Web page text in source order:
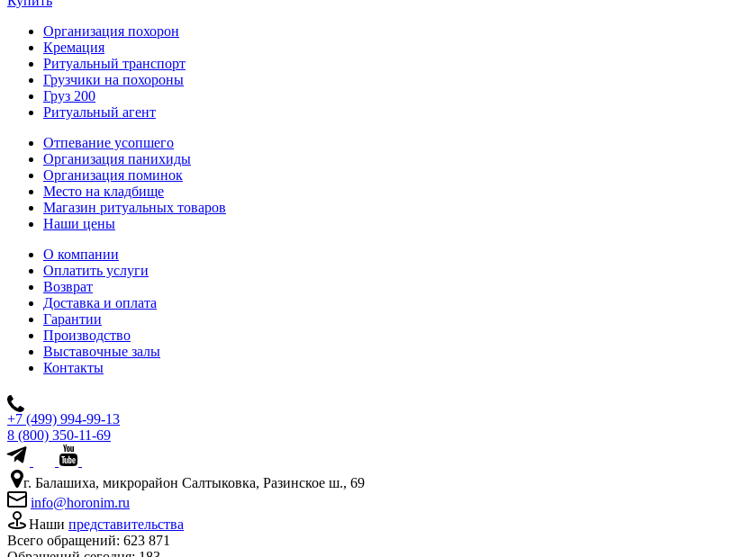
Организация похорон
Кремация
Ритуальный транспорт
Грузчики на похороны
Груз 200
Ритуальный агент
Отпевание усопшего
Организация панихиды
Организация поминок
Место на кладбище
Магазин ритуальных товаров
Наши цены
О компании
Оплатить услуги
Возврат
Доставка и оплата
Гарантии
Производство
Выставочные залы
Контакты
+7 (499) 994-99-13
8 (800) 350-11-69
г. Балашиха, микрорайон Салтыковка, Разинское ш., 69
info@horonim.ru
Наши представительства
Всего обращений: 623 871